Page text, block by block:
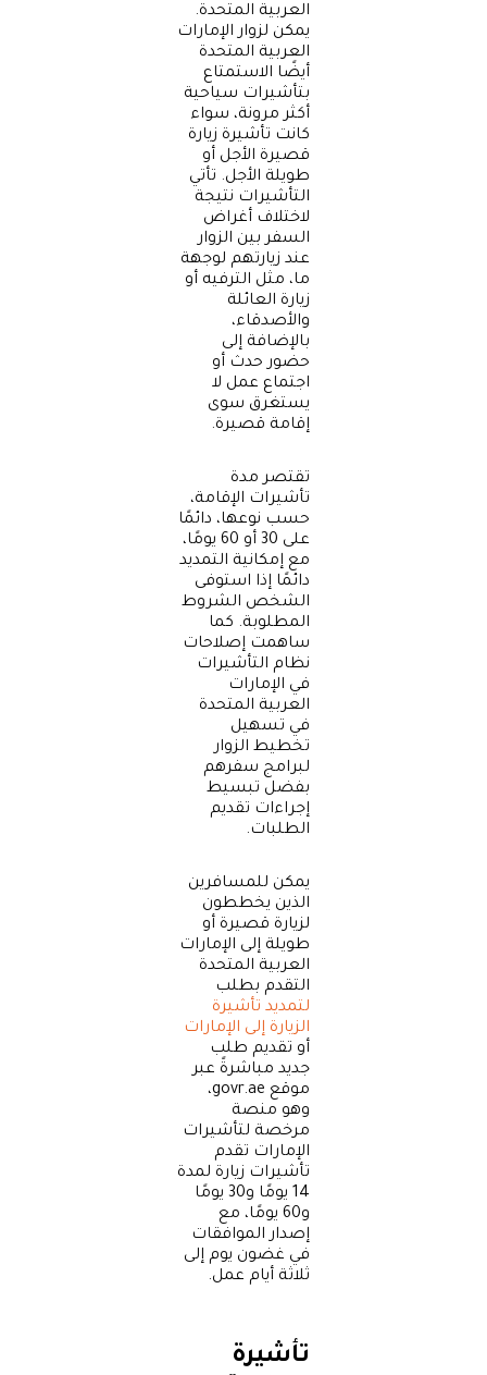
العربية المتحدة.
يمكن لزوار الإمارات
العربية المتحدة
أيضًا الاستمتاع
بتأشيرات سياحية
أكثر مرونة، سواء
كانت تأشيرة زيارة
قصيرة الأجل أو
طويلة الأجل. تأتي
التأشيرات نتيجة
لاختلاف أغراض
السفر بين الزوار
عند زيارتهم لوجهة
ما، مثل الترفيه أو
زيارة العائلة
والأصدقاء،
بالإضافة إلى
حضور حدث أو
اجتماع عمل لا
يستغرق سوى
إقامة قصيرة.
تقتصر مدة
تأشيرات الإقامة،
حسب نوعها، دائمًا
على 30 أو 60 يومًا،
مع إمكانية التمديد
دائمًا إذا استوفى
الشخص الشروط
المطلوبة. كما
ساهمت إصلاحات
نظام التأشيرات
في الإمارات
العربية المتحدة
في تسهيل
تخطيط الزوار
لبرامج سفرهم
بفضل تبسيط
إجراءات تقديم
الطلبات.
يمكن للمسافرين
الذين يخططون
لزيارة قصيرة أو
طويلة إلى الإمارات
العربية المتحدة
التقدم بطلب
لتمديد تأشيرة
الزيارة إلى الإمارات
أو تقديم طلب
جديد مباشرةً عبر
موقع govr.ae،
وهو منصة
مرخصة لتأشيرات
الإمارات تقدم
تأشيرات زيارة لمدة
14 يومًا و30 يومًا
و60 يومًا، مع
إصدار الموافقات
في غضون يوم إلى
ثلاثة أيام عمل.
تأشيرة